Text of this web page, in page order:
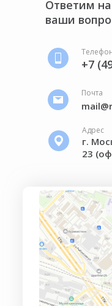
Ответим
ваши
+7
Адрес
г.
23
Почта